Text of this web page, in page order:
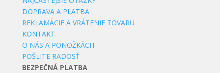
DOPRAVA A PLATBA
REKLAMÁCIE A VRÁTENIE TOVARU
KONTAKT
O NÁS A PONOŽKÁCH
POŠLITE RADOSŤ
BEZPEČNÁ PLATBA